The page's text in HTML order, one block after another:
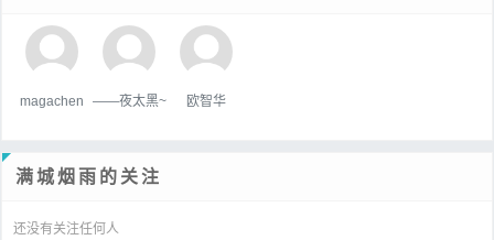
magachen ——夜太黑~ 欧智华
满城烟雨的关注
还没有关注任何人